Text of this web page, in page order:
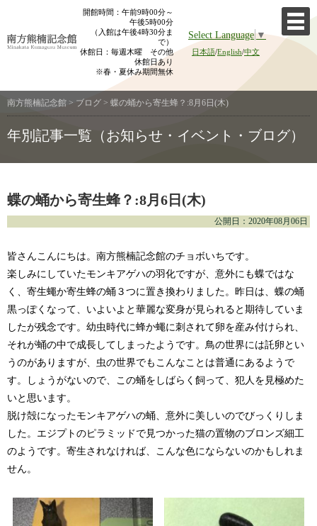
content
開館時間：午前9時00分～
午後5時00分
（入館は午後4時30分ま
で）
休館日：毎週木曜 その他
休館日あり
※春・夏休み期間無休
Select Language▼
日本語/English/中文
南方熊楠記念館 > ブログ > 蝶の蛹から寄生蜂？:8月6日(木)
年別記事一覧（お知らせ・イベント・ブログ）
蝶の蛹から寄生蜂？:8月6日(木)
公開日：2020年08月06日
皆さんこんにちは。南方熊楠記念館のチョボいちです。
楽しみにしていたモンキアゲハの羽化ですが、意外にも蝶ではな
く、寄生蠅か寄生蜂の蛹３つに置き換わりました。昨日は、蝶の蛹
黒っぽくなって、いよいよと華麗な変身が見られると期待していま
したが残念です。幼虫時代に蜂か蠅に刺されて卵を産み付けられ、
それが蛹の中で成長してしまったようです。鳥の世界には託卵とい
うのがありますが、虫の世界でもこんなことは普通にあるようで
す。しょうがないので、この蛹をしばらく飼って、犯人を見極めた
いと思います。
脱け殻になったモンキアゲハの蛹、意外に美しいのでびっくりしま
した。エジプトのピラミッドで見つかった猫の置物のブロンズ細工
のようです。寄生されなければ、こんな色にならないのかもしれま
せん。